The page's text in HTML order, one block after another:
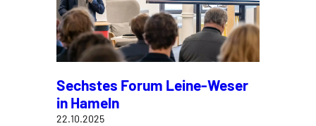
Sechstes Forum Leine-Weser
in Hameln
22.10.2025